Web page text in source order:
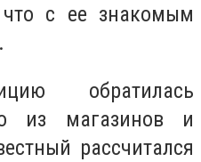
что с ее знакомым
обратилась
из магазинов и
рассчитался